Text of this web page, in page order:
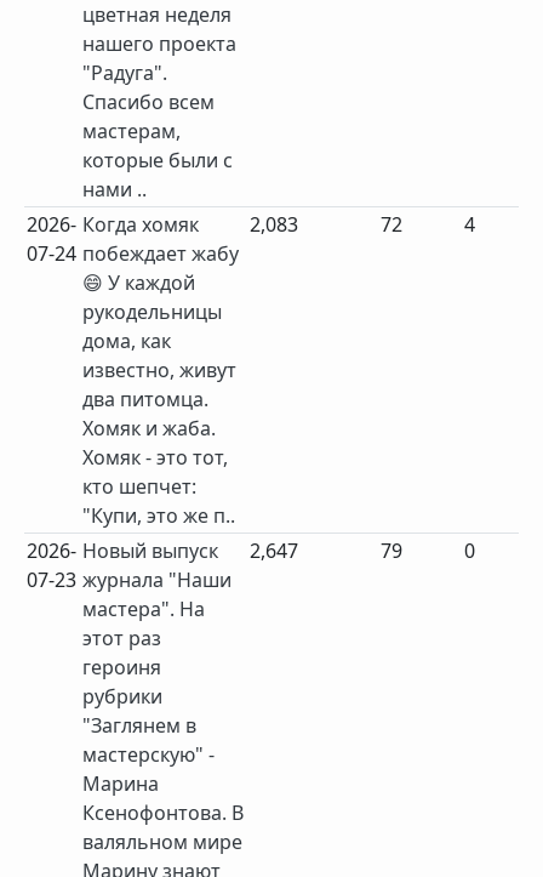
цветная неделя
нашего проекта
"Радуга".
Спасибо всем
мастерам,
которые были с
нами ..
2026-
07-24
Когда хомяк
побеждает жабу
😄 У каждой
рукодельницы
дома, как
известно, живут
два питомца.
Хомяк и жаба.
Хомяк - это тот,
кто шепчет:
"Купи, это же п..
2,083 72 4
2026-
07-23
Новый выпуск
журнала "Наши
мастера". На
этот раз
героиня
рубрики
"Заглянем в
мастерскую" -
Марина
Ксенофонтова. В
валяльном мире
Марину знают
2,647 79 0